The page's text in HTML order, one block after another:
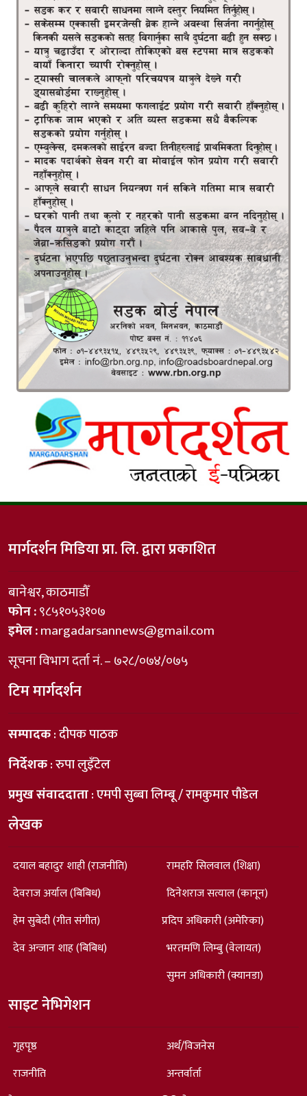
मार्गदर्शन मिडिया प्रा. लि. द्वारा प्रकाशित
बानेश्वर, काठमाडौँ
फोन :९८५१०५३१०७
इमेल :margadarsannews@gmail.com
सूचना विभाग दर्ता नं. – ७२८/०७४/०७५
टिम मार्गदर्शन
सम्पादक: दीपक पाठक
निर्देशक: रुपा लुइँटेल
प्रमुख संवाददाता: एमपी सुब्बा लिम्बू / रामकुमार पौडेल
लेखक
दयाल बहादुर शाही (राजनीति)
देवराज अर्याल (बिबिध)
हेम सुबेदी (गीत संगीत)
देव अन्जान शाह (बिबिध)
रामहरि सिलवाल (शिक्षा)
दिनेशराज सत्याल (कानून)
प्रदिप अधिकारी (अमेरिका)
भरतमणि लिम्बु (वेलायत)
सुमन अधिकारी (क्यानडा)
साइट नेभिगेशन
गृहपृष्ठ
राजनीति
अर्थ/विजनेस
अन्तर्वार्ता